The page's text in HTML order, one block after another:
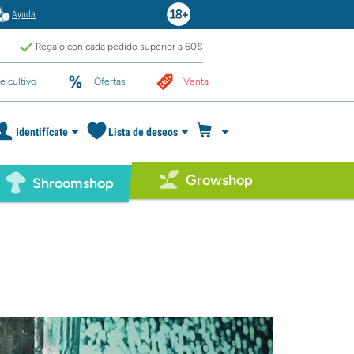
Ayuda
Regalo con cada pedido superior a 60€
cultivo Ofertas Venta
Identifícate Lista de deseos
Shroomshop Growshop